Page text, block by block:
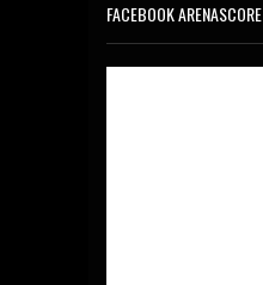
FACEBOOK ARENASCORE